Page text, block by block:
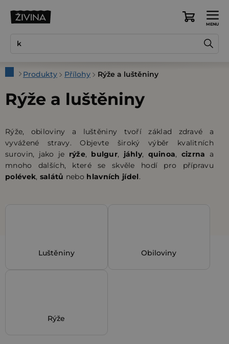
Nákupní
DomůProdukty Přílohy Rýže a luštěniny
Rýže a luštěniny
Rýže, obiloviny a luštěniny tvoří základ zdravé a
vyvážené stravy. Objevte široký výběr kvalitních
surovin, jako je rýže, bulgur, jáhly, quinoa, cizrna a
mnoho dalších, které se skvěle hodí pro přípravu
polévek, salátů nebo hlavních jídel.
Luštěniny Obiloviny
Rýže